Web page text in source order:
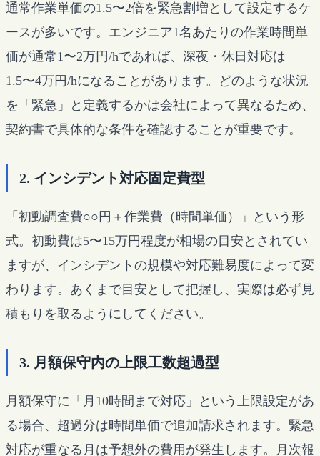
通常作業単価の1.5〜2倍を緊急割増として設定するケ
ースが多いです。エンジニア1名あたりの作業時間単
価が通常1〜2万円/hであれば、深夜・休日対応は
1.5〜4万円/hになることがあります。どのような状況
を「緊急」と定義するかは会社によって異なるため、
契約書で具体的な条件を確認することが重要です。
2. インシデント対応固定費型
「初動調査費○○円＋作業費（時間単価）」という形
式。初動費は5〜15万円程度が相場の目安とされてい
ますが、インシデントの規模や対応難易度によって変
わります。あくまで目安として把握し、実際は必ず見
積もりを取るようにしてください。
3. 月額保守内の上限工数超過型
月額保守に「月10時間まで対応」という上限設定があ
る場合、超過分は時間単価で追加請求されます。緊急
対応が重なる月は予想外の費用が発生します。月次報